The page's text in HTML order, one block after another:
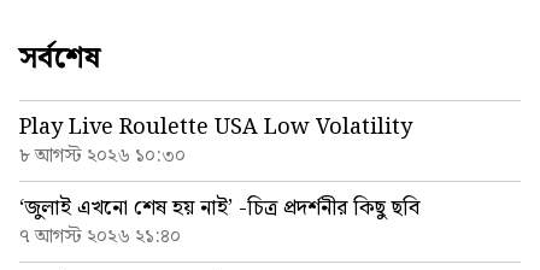
সর্বশেষ
Play Live Roulette USA Low Volatility
৮ আগস্ট ২০২৬ ১০:৩০
‘জুলাই এখনো শেষ হয় নাই’ -চিত্র প্রদর্শনীর কিছু ছবি
৭ আগস্ট ২০২৬ ২১:৪০